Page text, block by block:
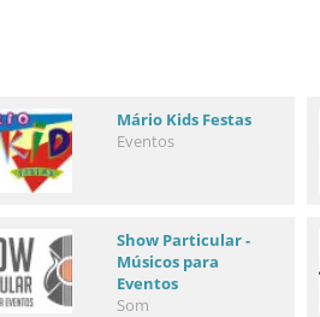
Mário Kids Festas
Eventos
Show Particular -
Músicos para
Eventos
Som